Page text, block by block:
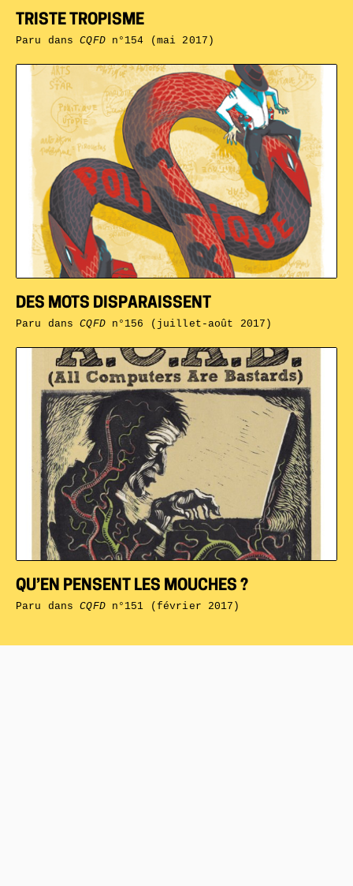
QU’EN PENSENT LES MOUCHES ?
Paru dansCQFDn°151 (février 2017)
DES MOTS DISPARAISSENT
Paru dansCQFDn°156 (juillet-août 2017)
TRISTE TROPISME
Paru dansCQFDn°154 (mai 2017)